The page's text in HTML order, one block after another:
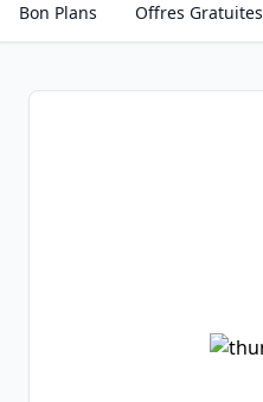
Bon Plans
Offres Gratuites